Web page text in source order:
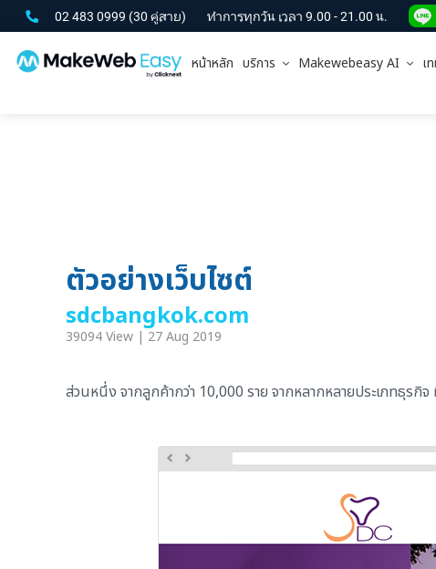
02 483 0999 (30 คู่สาย) ทำการทุกวัน เวลา 9.00 - 21.00 น.
หน้าหลัก บริการ Makewebeasy AI เ
ตัวอย่างเว็บไซต์
sdcbangkok.com
39094 View | 27 Aug 2019
ส่วนหนึ่ง จากลูกค้ากว่า 10,000 ราย จากหลากหลายประเภทธุรกิจ